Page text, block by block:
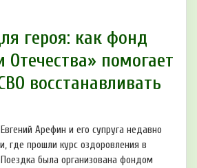
героя: как фонд
помогает
восстанавливать
Арефин и его супруга недавно
где прошли курс оздоровления в
была организована фондом